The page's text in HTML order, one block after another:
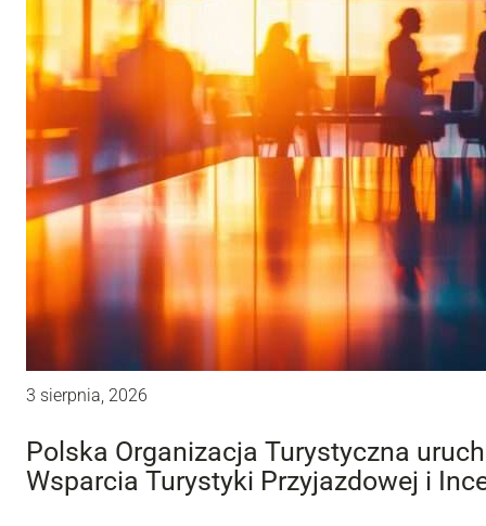
3 sierpnia, 2026
Polska Organizacja Turystyczna
Wsparcia Turystyki Przyjazdowej i